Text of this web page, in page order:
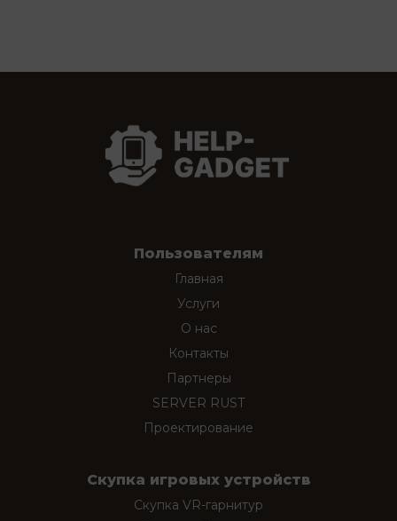
Пользователям
Главная
Услуги
О нас
Контакты
Партнеры
SERVER RUST
Проектирование
Скупка игровых устройств
Скупка VR-гарнитур